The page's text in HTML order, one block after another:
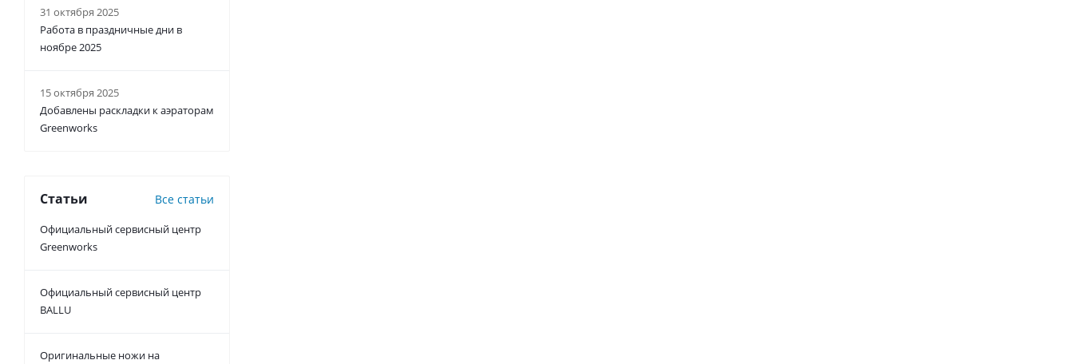
31 октября 2025
Работа в праздничные дни в
ноябре 2025
15 октября 2025
Добавлены раскладки к аэраторам
Greenworks
Статьи Все статьи
Официальный сервисный центр
Greenworks
Официальный сервисный центр
BALLU
Оригинальные ножи на